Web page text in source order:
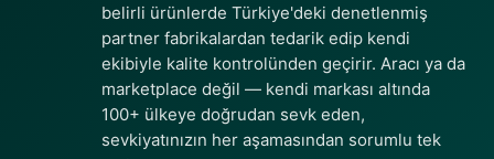
belirli ürünlerde Türkiye'deki denetlenmiş
partner fabrikalardan tedarik edip kendi
ekibiyle kalite kontrolünden geçirir. Aracı ya da
marketplace değil — kendi markası altında
100+ ülkeye doğrudan sevk eden,
sevkiyatınızın her aşamasından sorumlu tek